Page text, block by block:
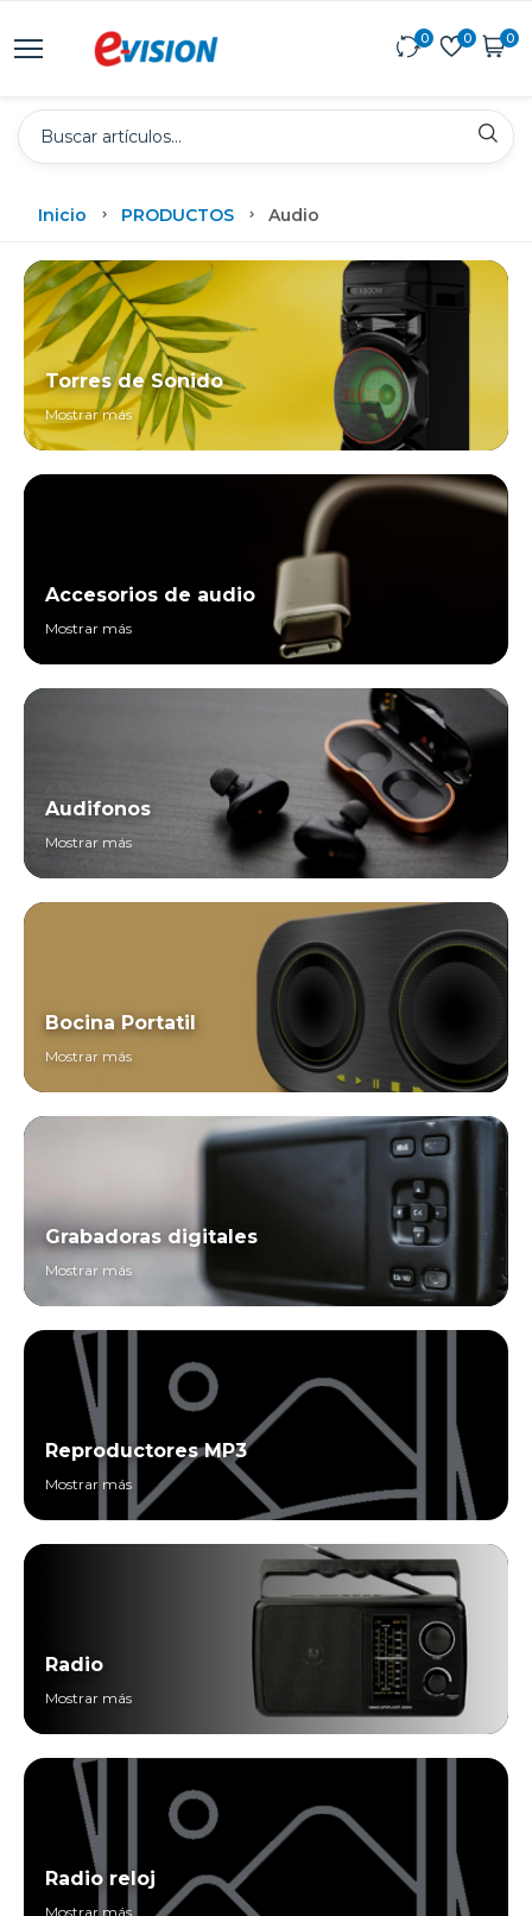
0 0 0
Inicio PRODUCTOS Audio
Torres de Sonido
Mostrar más
Accesorios de audio
Mostrar más
Audifonos
Mostrar más
Bocina Portatil
Mostrar más
Grabadoras digitales
Mostrar más
Reproductores MP3
Mostrar más
Radio
Mostrar más
Radio reloj
Mostrar más